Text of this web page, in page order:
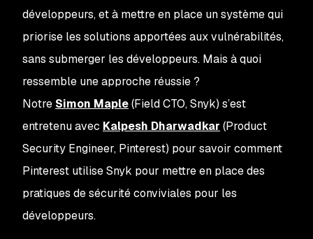
développeurs, et à mettre en place un système qui
priorise les solutions apportées aux vulnérabilités,
sans submerger les développeurs. Mais à quoi
ressemble une approche réussie ?
Notre Simon Maple(Field CTO, Snyk) s’est
entretenu avec Kalpesh Dharwadkar (Product
Security Engineer, Pinterest) pour savoir comment
Pinterest utilise Snyk pour mettre en place des
pratiques de sécurité conviviales pour les
développeurs.